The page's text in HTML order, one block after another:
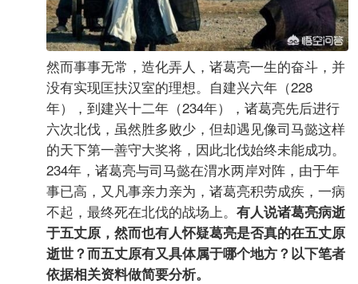
然而事事无常，造化弄人，诸葛亮一生的奋斗，并
没有实现匡扶汉室的理想。自建兴六年（228
年），到建兴十二年（234年），诸葛亮先后进行
六次北伐，虽然胜多败少，但却遇见像司马懿这样
的天下第一善守大奖将，因此北伐始终未能成功。
234年，诸葛亮与司马懿在渭水两岸对阵，由于年
事已高，又凡事亲力亲为，诸葛亮积劳成疾，一病
不起，最终死在北伐的战场上。 有人说诸葛亮病逝
于五丈原，然而也有人怀疑葛亮是否真的在五丈原
逝世？而五丈原有又具体属于哪个地方？以下笔者
依据相关资料做简要分析。